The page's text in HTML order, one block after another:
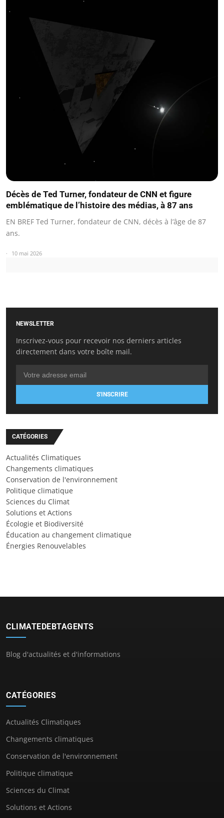
Décès de Ted Turner, fondateur de CNN et figure
emblématique de l’histoire des médias, à 87 ans
EN BREF Ted Turner, fondateur de CNN, décès à l’âge de 87
ans.
10 mai 2026
NEWSLETTER
Inscrivez-vous pour recevoir nos derniers articles
directement dans votre boîte mail.
S'INSCRIRE
CATÉGORIES
Actualités Climatiques
Changements climatiques
Conservation de l'environnement
Politique climatique
Sciences du Climat
Solutions et Actions
Écologie et Biodiversité
Éducation au changement climatique
Énergies Renouvelables
CLIMATEDEBTAGENTS
Blog d'actualités et d'informations
CATÉGORIES
Actualités Climatiques
Changements climatiques
Conservation de l'environnement
Politique climatique
Sciences du Climat
Solutions et Actions